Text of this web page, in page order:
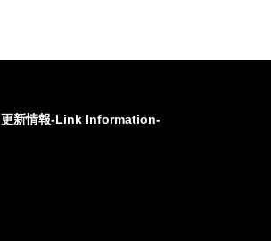
更新情報-Link Information-